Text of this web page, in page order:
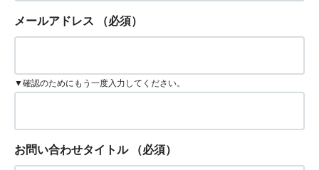
メールアドレス （必須）
▼確認のためにもう一度入力してください。
お問い合わせタイトル （必須）